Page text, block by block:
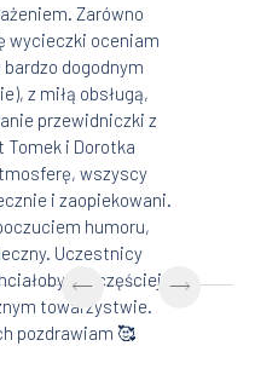
Zarówno
wycieczki oceniam
dogodnym
z miłą obsługą,
przewidniczki z
Tomek i Dorotka
wszyscy
i zaopiekowani.
humoru,
Uczestnicy
się częściej
towarzystwie.
pozdrawiam 🥰